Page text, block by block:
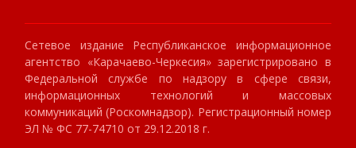
Сетевое издание Республиканское информационное
агентство «Карачаево-Черкесия» зарегистрировано в
Федеральной службе по надзору в сфере связи,
информационных технологий и массовых
коммуникаций (Роскомнадзор). Регистрационный номер
ЭЛ № ФС 77-74710 от 29.12.2018 г.